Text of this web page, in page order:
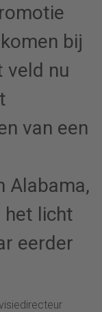
bij
veld nu
van een
Alabama,
het licht
eerder